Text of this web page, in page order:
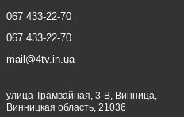
067 433-22-70
067 433-22-70
mail@4tv.in.ua
улица Трамвайная, 3-В, Винница,
Винницкая область, 21036